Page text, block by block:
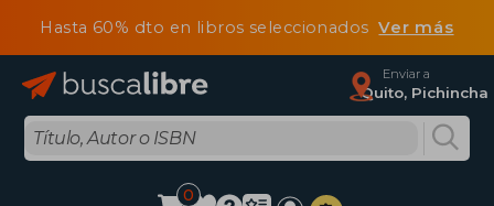
Hasta 60% dto en libros seleccionadosVer más
Enviar a
Quito, Pichincha
0